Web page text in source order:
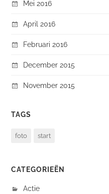
Mei 2016
April 2016
Februari 2016
December 2015
November 2015
TAGS
foto start
CATEGORIEËN
Actie